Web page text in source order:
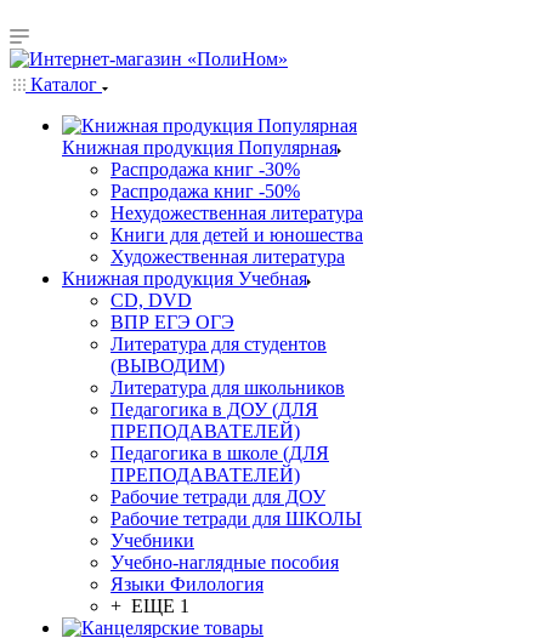
Каталог
Книжная продукция Популярная
Распродажа книг -30%
Распродажа книг -50%
Нехудожественная литература
Книги для детей и юношества
Художественная литература
Книжная продукция Учебная
CD, DVD
ВПР ЕГЭ ОГЭ
Литература для студентов
(ВЫВОДИМ)
Литература для школьников
Педагогика в ДОУ (ДЛЯ
ПРЕПОДАВАТЕЛЕЙ)
Педагогика в школе (ДЛЯ
ПРЕПОДАВАТЕЛЕЙ)
Рабочие тетради для ДОУ
Рабочие тетради для ШКОЛЫ
Учебники
Учебно-наглядные пособия
Языки Филология
+ ЕЩЕ 1